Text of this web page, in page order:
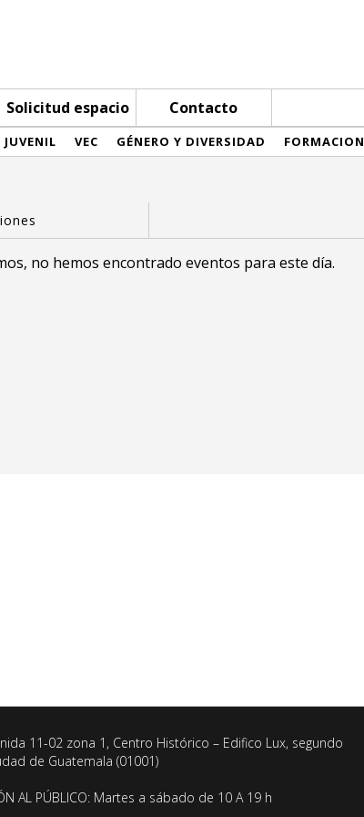
Solicitud espacio Contacto
VEC GÉNERO Y DIVERSIDAD FORMACION
no hemos encontrado eventos para este día.
11-02 zona 1, Centro Histórico – Edifico Lux, segundo
de Guatemala (01001)
AL PÚBLICO: Martes a sábado de 10 A 19 h